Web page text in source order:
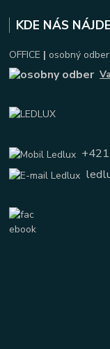
KDE NÁS
OFFICE | osobný odber